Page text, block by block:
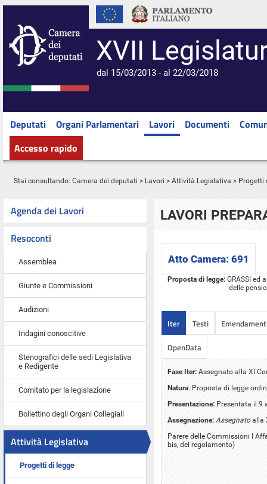
XVII
dal 15/03/2013 - al 22/03/2018
Deputati Organi Parlamentari Lavori Documenti
Accesso rapido
Stai consultando: Camera dei deputati > Lavori > Attività Legislativa > Progetti
Agenda dei Lavori
Resoconti
Assemblea
Giunte e Commissioni
Audizioni
Indagini conoscitive
Stenografici delle sedi Legislativa
e Redigente
Comitato per la legislazione
Bollettino degli Organi Collegiali
Attività Legislativa
Progetti di legge
LAVORI
Atto Camera: 691
Proposta di legge: GRASSI ed
delle
Iter Testi
OpenData
Fase Iter: Assegnato alla XI
Natura: Proposta di legge
Presentazione: Presentata il 9
Assegnazione: Assegnatoalla
Parere delle Commissioni I
bis, del regolamento)